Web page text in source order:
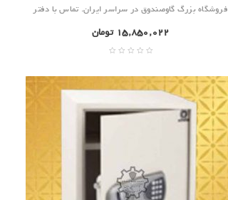
فروشگاه بزرگ گاوصندوق در سراسر ایران. تماس با دفتر
۱۵,۸۵۰,۰۲۲ تومان